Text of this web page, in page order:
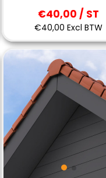
€40,00 / ST
€40,00 Excl BTW